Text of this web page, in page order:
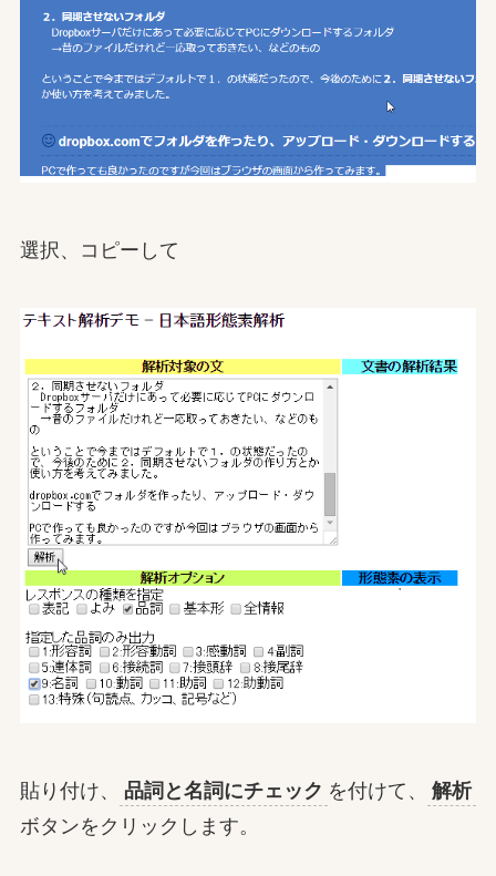
選択、コピーして
貼り付け、 品詞と名詞にチェック を付けて、
解析
ボタンをクリックします。